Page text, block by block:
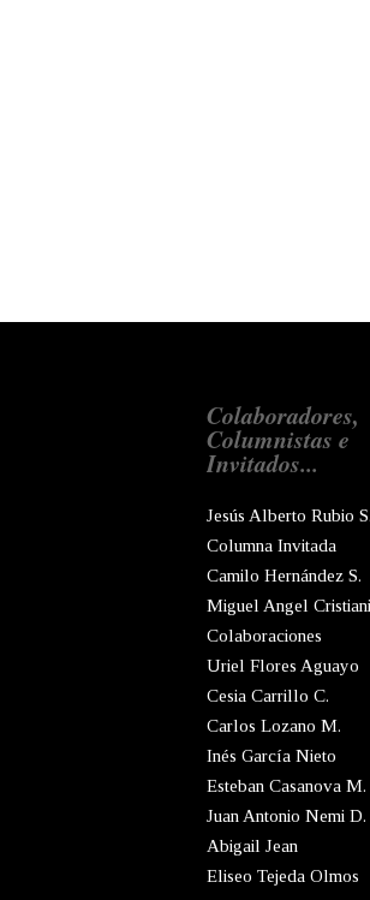
Colaboradores,
Columnistas e
Invitados...
Jesús Alberto Rubio S.
Columna Invitada
Camilo Hernández S.
Miguel Angel
Colaboraciones
Uriel Flores Aguayo
Cesia Carrillo C.
Carlos Lozano M.
Inés García Nieto
Esteban Casanova M.
Juan Antonio Nemi D.
Abigail Jean
Eliseo Tejeda Olmos